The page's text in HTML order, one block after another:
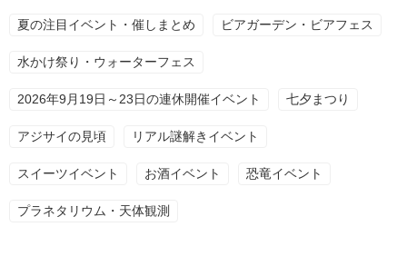
夏の注目イベント・催しまとめ ビアガーデン・ビアフェス
水かけ祭り・ウォーターフェス
2026年9月19日～23日の連休開催イベント 七夕まつり
アジサイの見頃 リアル謎解きイベント
スイーツイベント お酒イベント 恐竜イベント
プラネタリウム・天体観測